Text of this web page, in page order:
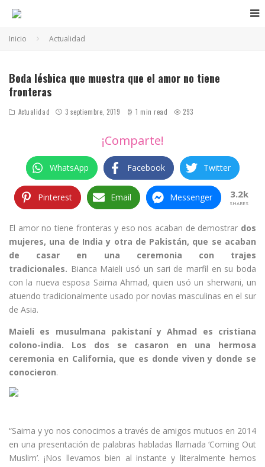
Inicio Actualidad
Boda lésbica que muestra que el amor no tiene
fronteras
Actualidad 3 septiembre, 2019 1 min read 293
¡Comparte!
WhatsApp Facebook Twitter
Pinterest Email Messenger 3.2k
SHARES
El amor no tiene fronteras y eso nos acaban de demostrar dos
mujeres, una de India y otra de Pakistán, que se acaban
de casar en una ceremonia con trajes
tradicionales. Bianca Maieli usó un sari de marfil en su boda
con la nueva esposa Saima Ahmad, quien usó un sherwani, un
atuendo tradicionalmente usado por novias masculinas en el sur
de Asia.
Maieli es musulmana pakistaní y Ahmad es cristiana
colono-india. Los dos se casaron en una hermosa
ceremonia en California, que es donde viven y donde se
conocieron.
“Saima y yo nos conocimos a través de amigos mutuos en 2014
en una presentación de palabras habladas llamada ‘Coming Out
Muslim’. ¡Nos llevamos bien al instante y literalmente hemos